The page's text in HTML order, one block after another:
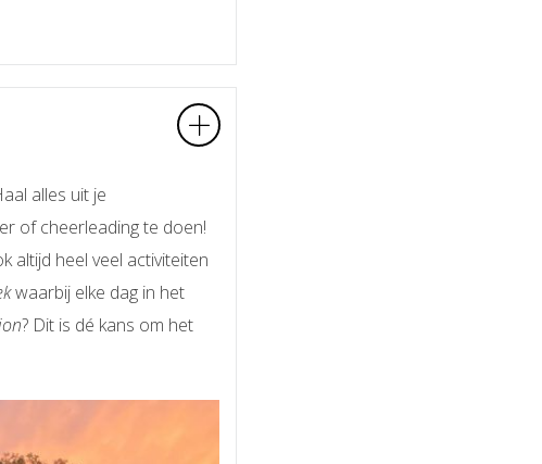
alles uit je
ofcheerleadingte doen!
altijd heel veel activiteiten
waarbij elke dag in het
? Dit is dé kans om het